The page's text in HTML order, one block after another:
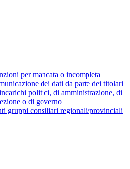
per mancata o incompleta
dei dati da parte dei titolari
politici, di amministrazione, di
o di governo
gruppi consiliari regionali/provinciali